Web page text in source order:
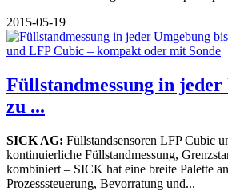
2015-05-19
Füllstandmessung in jeder
zu ...
SICK AG: Füllstandsensoren LFP Cubic
kontinuierliche Füllstandmessung,
kombiniert – SICK hat eine breite Palette
Prozesssteuerung, Bevorratung und...